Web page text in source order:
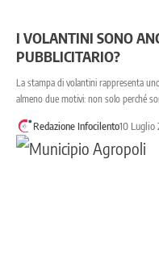
I VOLANTINI SONO
PUBBLICITARIO?
La stampa di volantini rappresenta
almeno due motivi: non solo perché
Redazione Infocilento10 Luglio